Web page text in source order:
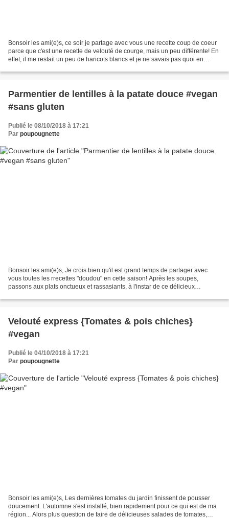
Bonsoir les ami(e)s, ce soir je partage avec vous une recette coup de coeur
parce que c'est une recette de velouté de courge, mais un peu différente! En
effet, il me restait un peu de haricots blancs et je ne savais pas quoi en
Parmentier de lentilles à la patate douce #vegan
#sans gluten
Publié le 08/10/2018 à 17:21
Par poupougnette
Bonsoir les ami(e)s, Je crois bien qu'il est grand temps de partager avec
vous toutes les rrecettes "doudou" en cette saison! Après les soupes,
passons aux plats onctueux et rassasiants, à l'instar de ce délicieux
Velouté express {Tomates & pois chiches}
#vegan
Publié le 04/10/2018 à 17:21
Par poupougnette
Bonsoir les ami(e)s, Les dernières tomates du jardin finissent de pousser
doucement. L'automne s'est installé, bien rapidement pour ce qui est de ma
région... Alors plus question de faire de délicieuses salades de tomates,